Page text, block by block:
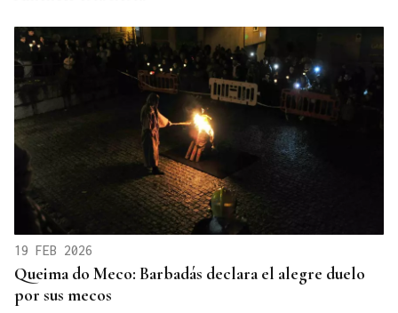
19 FEB 2026
Queima do Meco: Barbadás declara el alegre duelo
por sus mecos